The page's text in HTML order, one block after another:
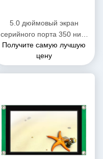
5.0 дюймовый экран
серийного порта 350 нитс
разрешение 800 * 480 TFT
LCD модули совместимы с
Aduno / Raspberry Pi
Получите самую лучшую
цену